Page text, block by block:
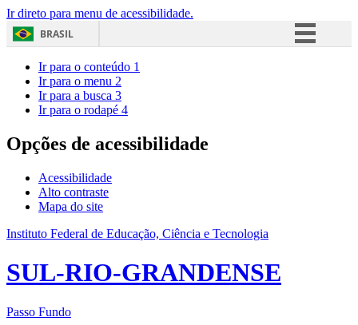
Ir direto para menu de acessibilidade.
BRASIL
Acesso à informação
Ir para o conteúdo 1
Ir para o menu 2
Ir para a busca 3
Ir para o rodapé 4
Opções de acessibilidade
Acessibilidade
Alto contraste
Mapa do site
Instituto Federal de Educação, Ciência e Tecnologia
SUL-RIO-GRANDENSE
Passo Fundo